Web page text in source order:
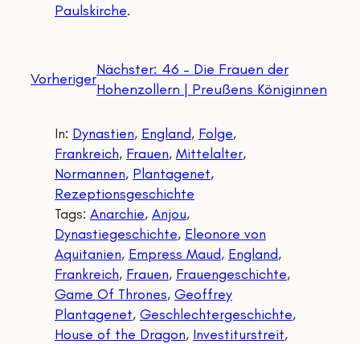
Paulskirche.
Vorheriger
Nächster: 46 – Die Frauen der
Hohenzollern | Preußens Königinnen
In: Dynastien, England, Folge
Frankreich, Frauen, Mittelalter
Normannen, Plantagenet
Rezeptionsgeschichte
Tags: Anarchie, Anjou
Dynastiegeschichte, Eleonore von
Aquitanien, Empress Maud, England
Frankreich, Frauen, Frauengeschichte
Game Of Thrones, Geoffrey
Plantagenet, Geschlechtergeschichte
House of the Dragon, Investiturstreit